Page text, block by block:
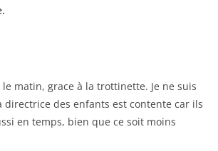
matin, grace à la trottinette. Je ne suis
directrice des enfants est contente car ils
en temps, bien que ce soit moins